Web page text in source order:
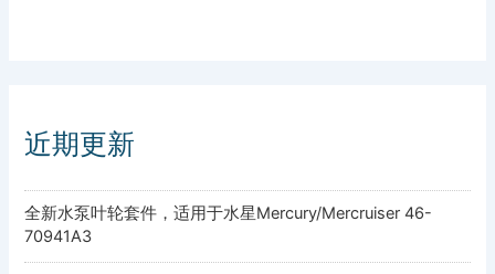
近期更新
全新水泵叶轮套件，适用于水星Mercury/Mercruiser 46-
70941A3